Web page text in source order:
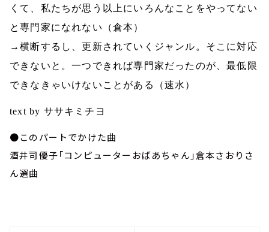
くて、私たちが思う以上にいろんなことをやってない
と専門家になれない（倉本）
→横断するし、更新されていくジャンル。そこに対応
できないと。一つできれば専門家だったのが、最低限
できなきゃいけないことがある（速水）
text by ササキミチヨ
●このパートでかけた曲
酒井司優子「コンピューターおばあちゃん」倉本さおりさ
ん選曲